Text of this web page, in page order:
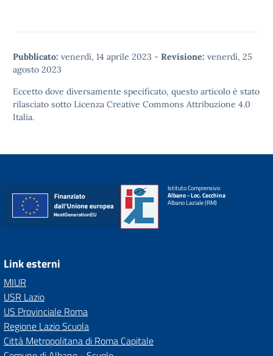
Pubblicato: venerdì, 14 aprile 2023 - Revisione: venerdì, 25
agosto 2023
Eccetto dove diversamente specificato, questo articolo è stato
rilasciato sotto Licenza Creative Commons Attribuzione 4.0
Italia.
Istituto Comprensivo
Albano - Loc. Cecchina
Albano Laziale (RM)
Link esterni
MIUR
USR Lazio
US Provinciale Roma
Regione Lazio Scuola
Città Metropolitana di Roma Capitale